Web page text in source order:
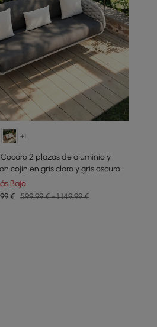
+1
2 plazas de aluminio y
cojín en gris claro y gris oscuro
Bajo
€ 599,99 € - 1.149,99 €